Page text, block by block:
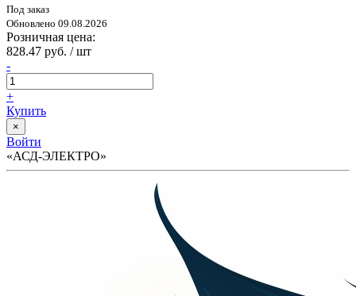
Под заказ
Обновлено 09.08.2026
Розничная цена:
828.47 руб. / шт
-
+
Купить
×
Войти
«АСД-ЭЛЕКТРО»